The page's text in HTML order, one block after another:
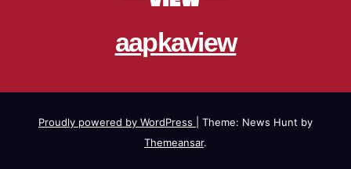
aapkaview
Proudly powered by WordPress
Theme: News Hunt by
Themeansar.